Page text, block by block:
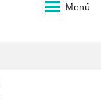
Menú